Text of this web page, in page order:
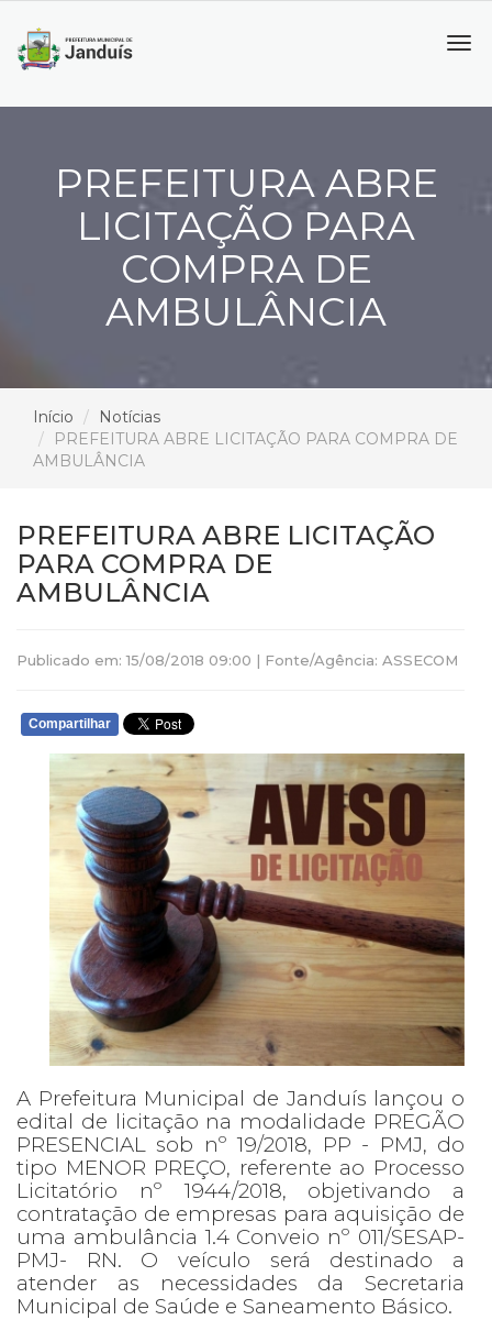
PREFEITURA ABRE
LICITAÇÃO PARA
COMPRA DE
AMBULÂNCIA
Início
Notícias
PREFEITURA ABRE LICITAÇÃO PARA COMPRA DE
AMBULÂNCIA
PREFEITURA ABRE LICITAÇÃO
PARA COMPRA DE
AMBULÂNCIA
Publicado em: 15/08/2018 09:00 | Fonte/Agência: ASSECOM
Compartilhar
A Prefeitura Municipal de Janduís lançou o
edital de licitação na modalidade PREGÃO
PRESENCIAL sob nº 19/2018, PP - PMJ, do
tipo MENOR PREÇO, referente ao Processo
Licitatório nº 1944/2018, objetivando a
contratação de empresas para aquisição de
uma ambulância 1.4 Conveio nº 011/SESAP-
PMJ- RN. O veículo será destinado a
atender as necessidades da Secretaria
Municipal de Saúde e Saneamento Básico.